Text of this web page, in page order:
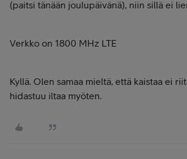
(paitsi tänään joulupäivänä), niin sillä ei
Verkko on 1800 MHz LTE
Kyllä. Olen samaa mieltä, että kaistaa ei
hidastuu iltaa myöten.